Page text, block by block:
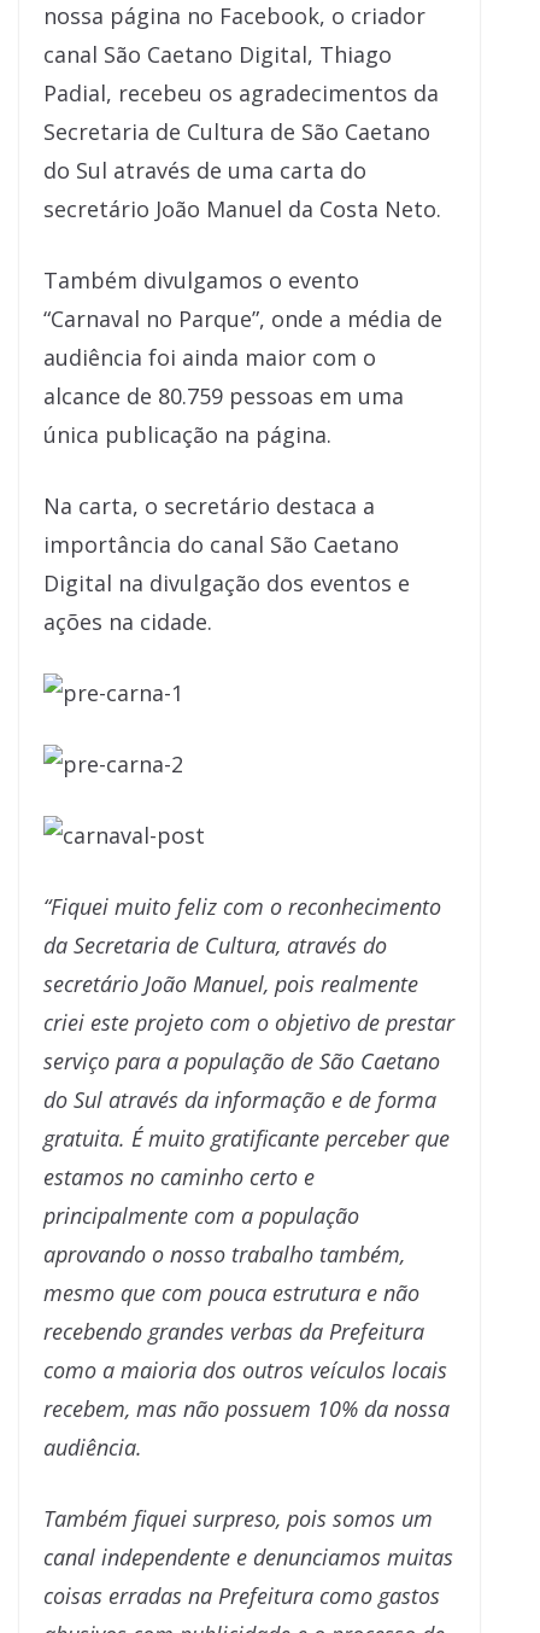
nossa página no Facebook, o criador
canal São Caetano Digital, Thiago
Padial, recebeu os agradecimentos da
Secretaria de Cultura de São Caetano
do Sul através de uma carta do
secretário João Manuel da Costa Neto.
Também divulgamos o evento
“Carnaval no Parque”, onde a média de
audiência foi ainda maior com o
alcance de 80.759 pessoas em uma
única publicação na página.
Na carta, o secretário destaca a
importância do canal São Caetano
Digital na divulgação dos eventos e
ações na cidade.
“Fiquei muito feliz com o reconhecimento
da Secretaria de Cultura, através do
secretário João Manuel, pois realmente
criei este projeto com o objetivo de prestar
serviço para a população de São Caetano
do Sul através da informação e de forma
gratuita. É muito gratificante perceber que
estamos no caminho certo e
principalmente com a população
aprovando o nosso trabalho também,
mesmo que com pouca estrutura e não
recebendo grandes verbas da Prefeitura
como a maioria dos outros veículos locais
recebem, mas não possuem 10% da nossa
audiência.
Também fiquei surpreso, pois somos um
canal independente e denunciamos muitas
coisas erradas na Prefeitura como gastos